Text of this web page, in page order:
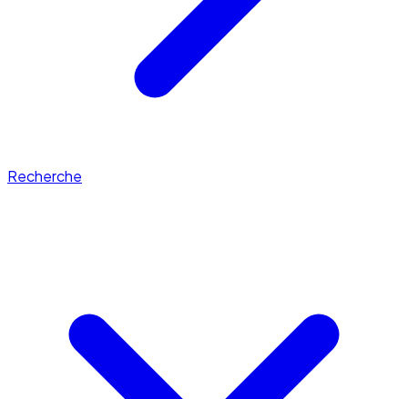
Recherche